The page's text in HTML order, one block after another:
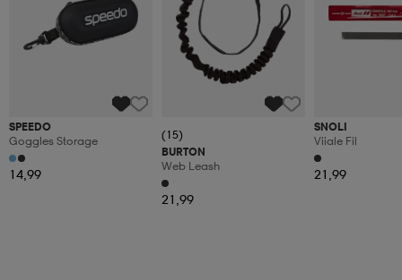
SPEEDO
Goggles Storage
14,99
(15)
BURTON
Web Leash
21,99
SNOLI
Viiale Fil
21,99